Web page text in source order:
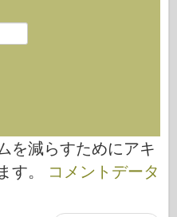
を減らすためにアキ
す。
コメントデータ